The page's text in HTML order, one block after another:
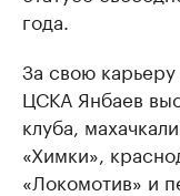
года.
За свою
ЦСКА Янбаев
клуба,
«Химки»,
«Локомотив» и